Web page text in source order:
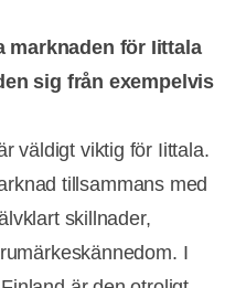
marknaden för Iittala
sig från exempelvis
väldigt viktig för Iittala.
tillsammans med
skillnader,
I